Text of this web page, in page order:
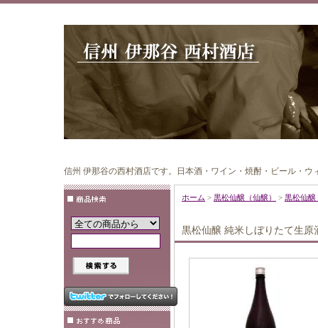
信州 伊那谷の西村酒店です。日本酒・ワイン・焼酎・ビール・
ホーム > 黒松仙醸（仙醸） > 黒松仙醸
黒松仙醸 純米しぼりたて生原